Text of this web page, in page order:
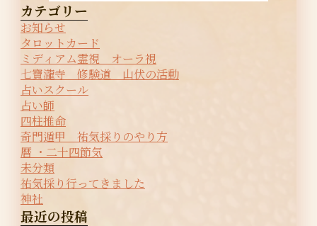
カテゴリー
お知らせ
タロットカード
ミディアム霊視 オーラ視
七寶瀧寺 修験道 山伏の活動
占いスクール
占い師
四柱推命
奇門遁甲 祐気採りのやり方
暦 ・二十四節気
未分類
祐気採り行ってきました
神社
最近の投稿